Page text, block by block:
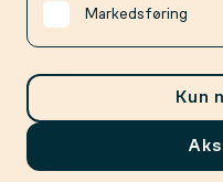
Markedsføring
Kun